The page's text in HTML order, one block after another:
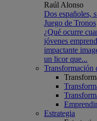
Raúl Alonso
Dos españoles,
Juego de Tronos
¿Qué ocurre
jóvenes
impactante
un licor que...
Transformación
Estrategia